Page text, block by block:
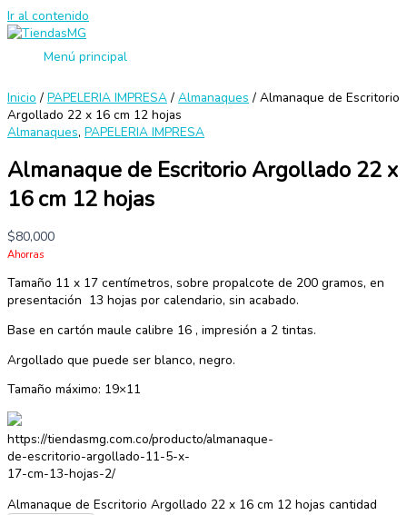
Ir al contenido
Menú principal
Inicio / PAPELERIA IMPRESA / Almanaques / Almanaque de Escritorio
Argollado 22 x 16 cm 12 hojas
Almanaques, PAPELERIA IMPRESA
Almanaque de Escritorio Argollado 22 x
16 cm 12 hojas
$80,000
Ahorras
Tamaño 11 x 17 centímetros, sobre propalcote de 200 gramos, en
presentación 13 hojas por calendario, sin acabado.
Base en cartón maule calibre 16 , impresión a 2 tintas.
Argollado que puede ser blanco, negro.
Tamaño máximo: 19×11
https://tiendasmg.com.co/producto/almanaque-
de-escritorio-argollado-11-5-x-
17-cm-13-hojas-2/
Almanaque de Escritorio Argollado 22 x 16 cm 12 hojas cantidad